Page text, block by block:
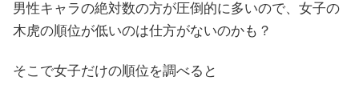
男性キャラの絶対数の方が圧倒的に多いので、女子の
木虎の順位が低いのは仕方がないのかも？
そこで女子だけの順位を調べると